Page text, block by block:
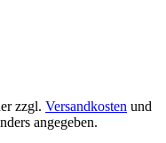
zzgl. Versandkosten und
angegeben.